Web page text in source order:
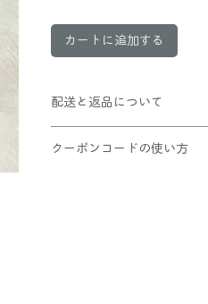
カートに追加する
配送と返品について
ポンポンが多少つぶれます。
クーポンコードの使い方